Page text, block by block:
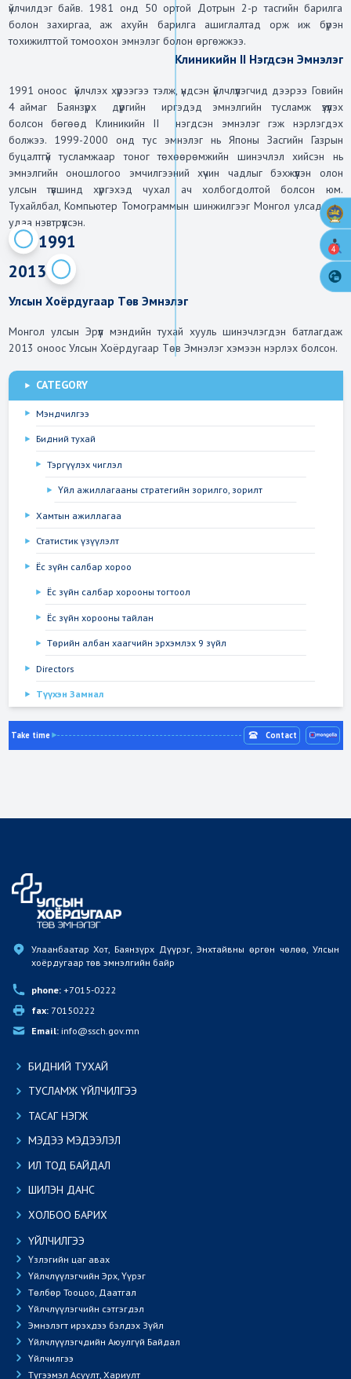
үйлчилдэг байв. 1981 онд 50 ортой Дотрын 2-р тасгийн барилга
болон захиргаа, аж ахуйн барилга ашиглалтад орж иж бүрэн
тохижилттой томоохон эмнэлэг болон өргөжжээ.
1991
Клиникийн II Нэгдсэн Эмнэлэг
1991 оноос  үйлчлэх хүрээгээ тэлж, үндсэн үйлчлүүлэгчид дээрээ Говийн
4 аймаг  Баянзүрх   дүүргийн   иргэдэд  эмнэлгийн  тусламж  үзүүлэх
болсон бөгөөд Клиникийн II  нэгдсэн эмнэлэг гэж нэрлэгдэх
болжээ. 1999-2000 онд тус эмнэлэг нь Японы Засгийн Газрын
буцалтгүй тусламжаар тоног төхөөрөмжийн шинэчлэл хийсэн нь
эмнэлгийн оношлогоо эмчилгээний хүчин чадлыг бэхжүүлэн олон
улсын түвшинд хүргэхэд чухал ач холбогдолтой болсон юм.
Тухайлбал, Компьютер Томограммын шинжилгээг Монгол улсад анх
удаа нэвтрүүлсэн.
2013
Улсын Хоёрдугаар Төв Эмнэлэг
Монгол улсын Эрүүл мэндийн тухай хууль шинэчлэгдэн батлагдаж
2013 оноос Улсын Хоёрдугаар Төв Эмнэлэг хэмээн нэрлэх болсон.
CATEGORY
Мэндчилгээ
Бидний тухай
Тэргүүлэх чиглэл
Үйл ажиллагааны стратегийн зорилго, зорилт
Хамтын ажиллагаа
Статистик үзүүлэлт
Ёс зүйн салбар хороо
Ёс зүйн салбар хорооны тогтоол
Ёс зүйн хорооны тайлан
Төрийн албан хаагчийн эрхэмлэх 9 зүйл
Directors
Түүхэн Замнал
Take time Contact
Улаанбаатар Хот, Баянзүрх Дүүрэг, Энхтайвны өргөн чөлөө, Улсын
хоёрдугаар төв эмнэлгийн байр
phone: +7015-0222
fax: 70150222
Email: info@ssch.gov.mn
БИДНИЙ ТУХАЙ
ТУСЛАМЖ ҮЙЛЧИЛГЭЭ
ТАСАГ НЭГЖ
МЭДЭЭ МЭДЭЭЛЭЛ
ИЛ ТОД БАЙДАЛ
ШИЛЭН ДАНС
ХОЛБОО БАРИХ
ҮЙЛЧИЛГЭЭ
Үзлэгийн цаг авах
Үйлчлүүлэгчийн Эрх, Үүрэг
Төлбөр Тооцоо, Даатгал
Үйлчлүүлэгчийн сэтгэгдэл
Эмнэлэгт ирэхдээ бэлдэх Зүйл
Үйлчлүүлэгчдийн Аюулгүй Байдал
Үйлчилгээ
Түгээмэл Асуулт, Хариулт
4